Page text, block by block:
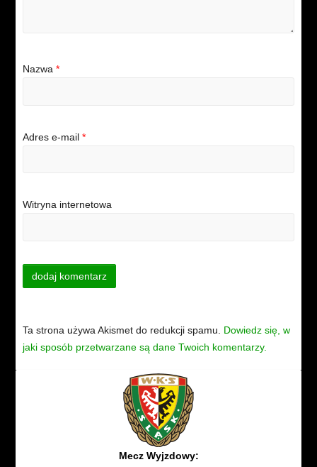
Nazwa *
Adres e-mail *
Witryna internetowa
Ta strona używa Akismet do redukcji spamu. Dowiedz się, w
jaki sposób przetwarzane są dane Twoich komentarzy.
Mecz Wyjzdowy: